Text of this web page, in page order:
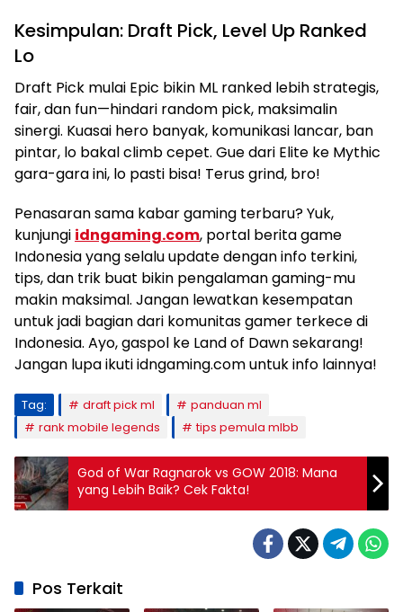
Kesimpulan: Draft Pick, Level Up Ranked
Lo
Draft Pick mulai Epic bikin ML ranked lebih strategis,
fair, dan fun—hindari random pick, maksimalin
sinergi. Kuasai hero banyak, komunikasi lancar, ban
pintar, lo bakal climb cepet. Gue dari Elite ke Mythic
gara-gara ini, lo pasti bisa! Terus grind, bro!
Penasaran sama kabar gaming terbaru? Yuk,
kunjungi idngaming.com, portal berita game
Indonesia yang selalu update dengan info terkini,
tips, dan trik buat bikin pengalaman gaming-mu
makin maksimal. Jangan lewatkan kesempatan
untuk jadi bagian dari komunitas gamer terkece di
Indonesia. Ayo, gaspol ke Land of Dawn sekarang!
Jangan lupa ikuti idngaming.com untuk info lainnya!
Tag: draft pick ml
panduan ml
rank mobile legends
tips pemula mlbb
God of War Ragnarok vs GOW 2018: Mana
yang Lebih Baik? Cek Fakta!
Pos Terkait